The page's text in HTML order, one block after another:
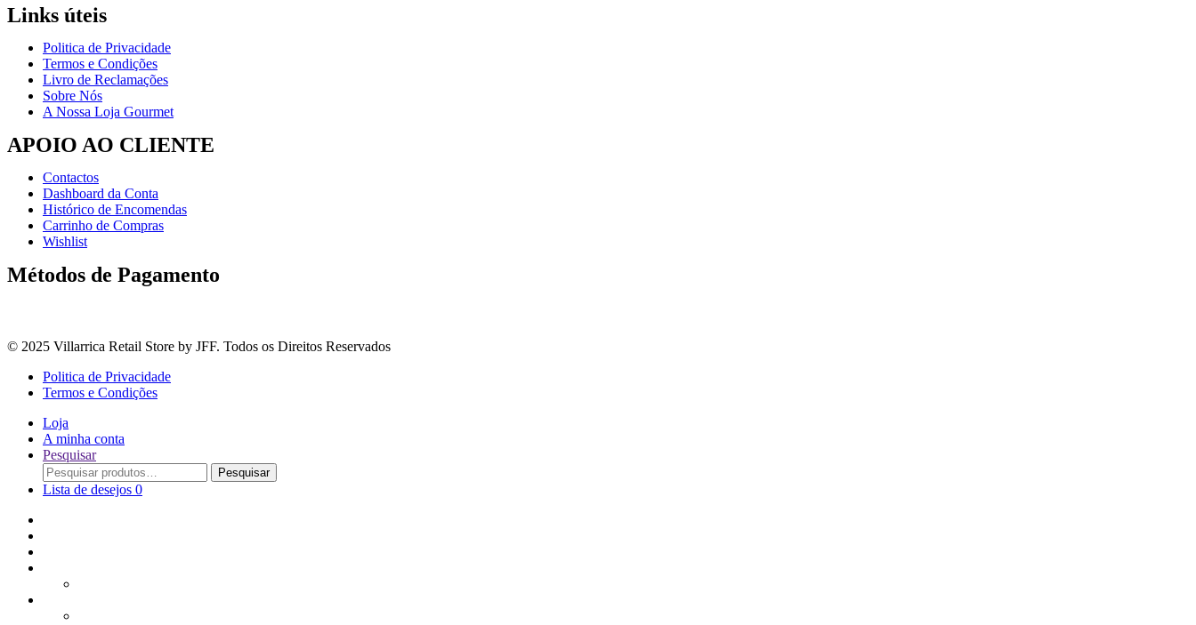
Links úteis
Politica de Privacidade
Termos e Condições
Livro de Reclamações
Sobre Nós
A Nossa Loja Gourmet
APOIO AO CLIENTE
Contactos
Dashboard da Conta
Histórico de Encomendas
Carrinho de Compras
Wishlist
Métodos de Pagamento
© 2025 Villarrica Retail Store by JFF. Todos os Direitos Reservados
Politica de Privacidade
Termos e Condições
Loja
A minha conta
Pesquisar
Procurar
por:
Pesquisar
Lista de desejos 0